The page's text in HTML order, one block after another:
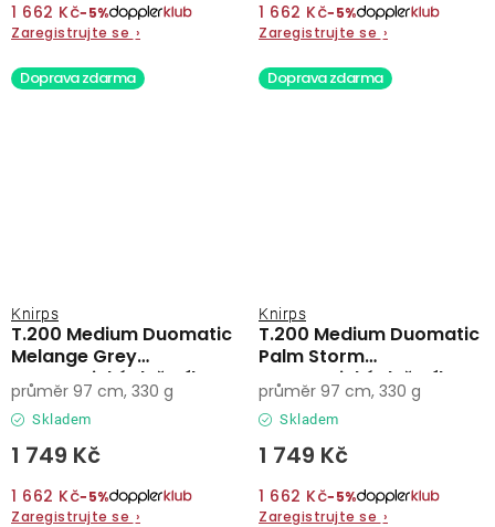
1 662 Kč−5%
Zaregistrujte se ›
1 662 Kč−5%
Zaregistrujte se ›
Doprava zdarma
T.200 Medium Duomatic
Melange Grey
automatický deštník
Knirps
Skladem
1 749 Kč
1 662 Kč−5%
Zaregistrujte se ›
průměr 97 cm, 330 g
Doprava zdarma
T.200 Medium Duomatic
Palm Storm
automatický deštník
Knirps
Skladem
1 749 Kč
1 662 Kč−5%
Zaregistrujte se ›
průměr 97 cm, 330 g